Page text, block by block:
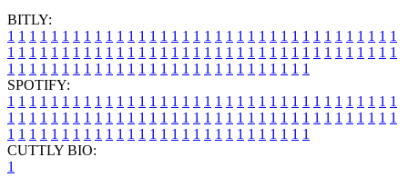
BITLY:
1 1 1 1 1 1 1 1 1 1 1 1 1 1 1 1 1 1 1 1 1 1 1 1 1 1 1 1 1 1 1 1 1 1 1 1
1 1 1 1 1 1 1 1 1 1 1 1 1 1 1 1 1 1 1 1 1 1 1 1 1 1 1 1 1 1 1 1 1 1 1 1
1 1 1 1 1 1 1 1 1 1 1 1 1 1 1 1 1 1 1 1 1 1 1 1 1 1 1 1
SPOTIFY:
1 1 1 1 1 1 1 1 1 1 1 1 1 1 1 1 1 1 1 1 1 1 1 1 1 1 1 1 1 1 1 1 1 1 1 1
1 1 1 1 1 1 1 1 1 1 1 1 1 1 1 1 1 1 1 1 1 1 1 1 1 1 1 1 1 1 1 1 1 1 1 1
1 1 1 1 1 1 1 1 1 1 1 1 1 1 1 1 1 1 1 1 1 1 1 1 1 1 1 1
CUTTLY BIO:
1